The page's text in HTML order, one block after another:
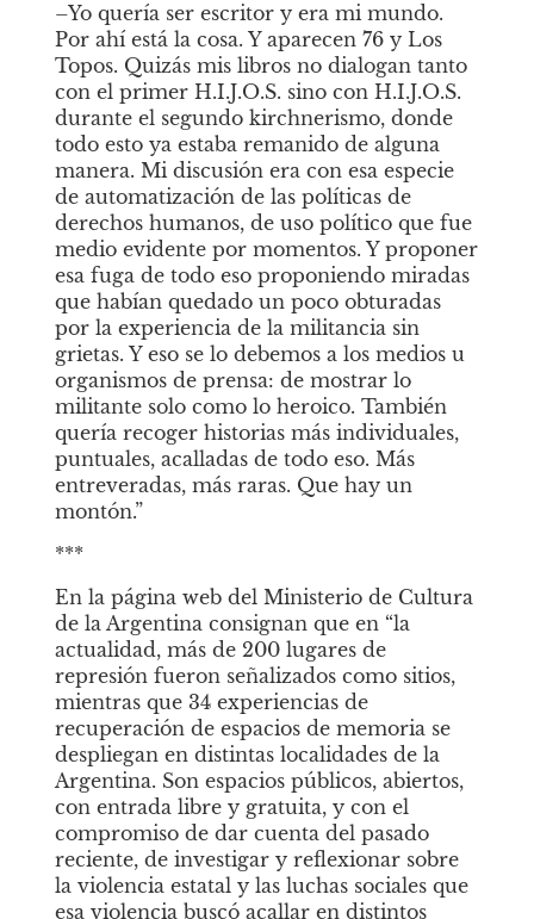
–Yo quería ser escritor y era mi mundo.
Por ahí está la cosa. Y aparecen 76 y Los
Topos. Quizás mis libros no dialogan tanto
con el primer H.I.J.O.S. sino con H.I.J.O.S.
durante el segundo kirchnerismo, donde
todo esto ya estaba remanido de alguna
manera. Mi discusión era con esa especie
de automatización de las políticas de
derechos humanos, de uso político que fue
medio evidente por momentos. Y proponer
esa fuga de todo eso proponiendo miradas
que habían quedado un poco obturadas
por la experiencia de la militancia sin
grietas. Y eso se lo debemos a los medios u
organismos de prensa: de mostrar lo
militante solo como lo heroico. También
quería recoger historias más individuales,
puntuales, acalladas de todo eso. Más
entreveradas, más raras. Que hay un
montón.”
***
En la página web del Ministerio de Cultura
de la Argentina consignan que en “la
actualidad, más de 200 lugares de
represión fueron señalizados como sitios,
mientras que 34 experiencias de
recuperación de espacios de memoria se
despliegan en distintas localidades de la
Argentina. Son espacios públicos, abiertos,
con entrada libre y gratuita, y con el
compromiso de dar cuenta del pasado
reciente, de investigar y reflexionar sobre
la violencia estatal y las luchas sociales que
esa violencia buscó acallar en distintos